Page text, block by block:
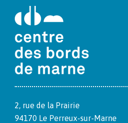
2, rue de la Prairie
94170 Le Per­reux-sur-Marne